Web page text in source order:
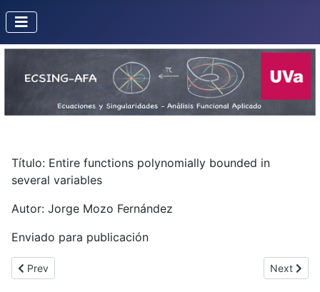
Título: Entire functions polynomially bounded in
several variables
Autor: Jorge Mozo Fernández
Enviado para publicación
Previous article: Parabolic curves of diffeomorphisms
Prev Next
Next